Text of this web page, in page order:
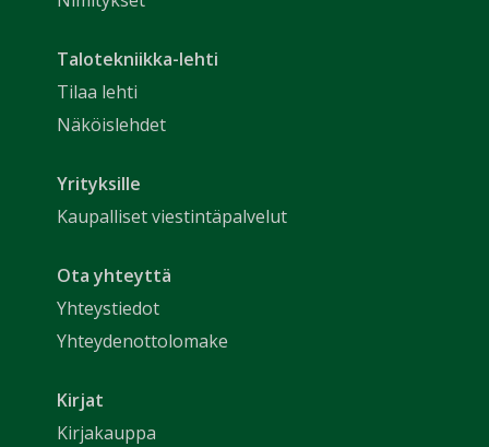
Talotekniikka-lehti
Tilaa lehti
Näköislehdet
Yrityksille
Kaupalliset viestintäpalvelut
Ota yhteyttä
Yhteystiedot
Yhteydenottolomake
Kirjat
Kirjakauppa